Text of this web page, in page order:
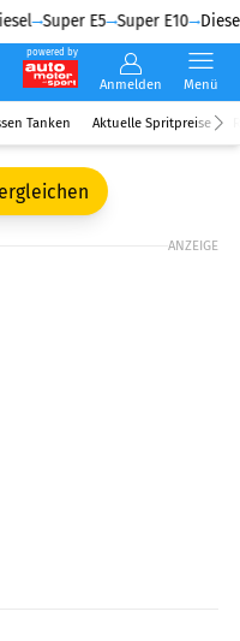
Super E5 Super E10 Diesel
powered by
Anmelden Menü
Tanken Aktuelle Spritpreise
ANZEIGE